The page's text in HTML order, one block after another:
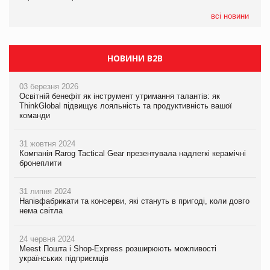
всі новини
НОВИНИ B2B
03 березня 2026
Освітній бенефіт як інструмент утримання талантів: як
ThinkGlobal підвищує лояльність та продуктивність вашої
команди
31 жовтня 2024
Компанія Rarog Tactical Gear презентувала надлегкі керамічні
бронеплити
31 липня 2024
Напівфабрикати та консерви, які стануть в пригоді, коли довго
нема світла
24 червня 2024
Meest Пошта і Shop-Express розширюють можливості
українських підприємців